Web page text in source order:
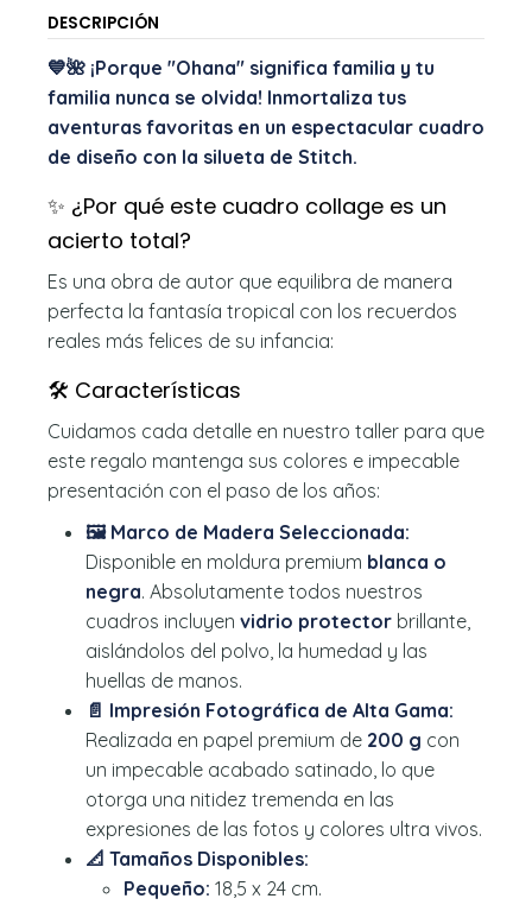
DESCRIPCIÓN
💙🌺 ¡Porque "Ohana" significa familia y tu
familia nunca se olvida! Inmortaliza tus
aventuras favoritas en un espectacular cuadro
de diseño con la silueta de Stitch.
✨ ¿Por qué este cuadro collage es un
acierto total?
Es una obra de autor que equilibra de manera
perfecta la fantasía tropical con los recuerdos
reales más felices de su infancia:
🛠️ Características
Cuidamos cada detalle en nuestro taller para que
este regalo mantenga sus colores e impecable
presentación con el paso de los años:
🖼️ Marco de Madera Seleccionada:
Disponible en moldura premium blanca o
negra. Absolutamente todos nuestros
cuadros incluyen vidrio protector brillante,
aislándolos del polvo, la humedad y las
huellas de manos.
📄 Impresión Fotográfica de Alta Gama:
Realizada en papel premium de 200 g con
un impecable acabado satinado, lo que
otorga una nitidez tremenda en las
expresiones de las fotos y colores ultra vivos.
📐 Tamaños Disponibles:
Pequeño: 18,5 x 24 cm.